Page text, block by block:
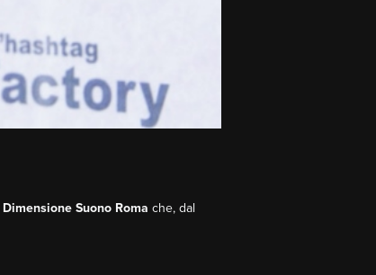
Dimensione Suono Roma che, dal